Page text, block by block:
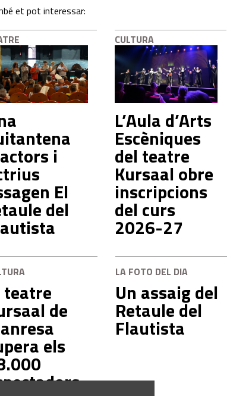
et pot interessar:
i
El
del
CULTURA
L’Aula d’Arts
Escèniques
del teatre
Kursaal obre
inscripcions
del curs
2026-27
teatre
de
els
LA FOTO DEL DIA
Un assaig del
Retaule del
Flautista